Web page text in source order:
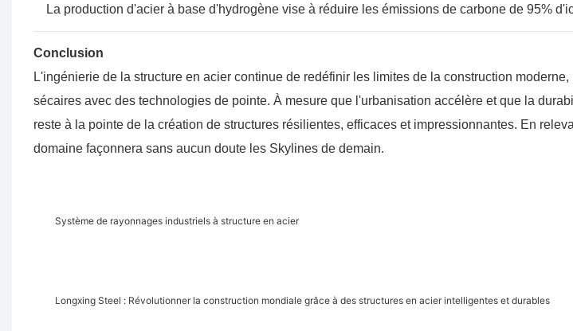
La production d'acier à base d'hydrogène vise à réduire les émissions de carbone de 95%
Conclusion
L'ingénierie de la structure en acier continue de redéfinir les limites de la construction
sécaires avec des technologies de pointe. À mesure que l'urbanisation accélère et que la
reste à la pointe de la création de structures résilientes, efficaces et impressionnantes. En
domaine façonnera sans aucun doute les Skylines de demain.
Système de rayonnages industriels à structure en acier
Longxing Steel : Révolutionner la construction mondiale grâce à des structures en acier intelligentes et durables